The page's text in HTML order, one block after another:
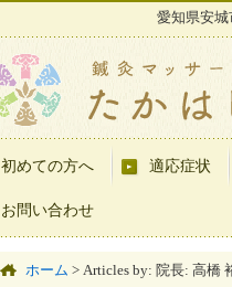
愛知県安城
初めての方へ 適応症状
お問い合わせ
ホーム > Articles by: 院長: 高橋